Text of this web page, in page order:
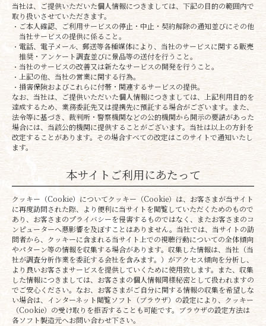
当社は、ご提供いただいた個人情報につきましては、下記の目的の範囲内で
取り扱いさせていただきます。
ご本人確認、ご利用サービスの停止・中止・契約解除の通知並びにその他
当社サービスの提供に係ること。
電話、電子メール、郵送等各種媒体により、当社のサービスに関する販売
推奨・アンケート調査並びに景品等の送付を行うこと。
当社のサービスの改善又は新たなサービスの開発を行うこと。
上記の他、当社の営業に関する行為。
損害保険およびこれらに付帯・関連するサービスの提供。
なお、当社は、ご提供いただいた個人情報につきましては、上記利用目的を
達成するため、業務委託先又は提携先に預託する場合がございます。また、
法令等に基づき、裁判所・警察機関などの公的機関から開示の要請があった
場合には、当該公的機関に提供することがございます。当社は以上の方針を
改定することがあります。その場合すべての改定はこのサイトで通知いたし
ます。
本サイトご利用にあたって
クッキー（Cookie）についてクッキー（Cookie）は、お客さまが当サイト
に再度訪問された際、より便利に当サイトを閲覧していただくためのもので
あり、お客さまのプライバシーを侵害するものではなく、またお客さまのコ
ンピューターへ悪影響を及ぼすことはありません。当社では、当サイトの訪
問者から、クッキーに含まれる当サイト上での視聴行動についての全体傾向
やパターン等の情報を収集する場合があります。収集した情報は、当社（当
社が調査分析作業を委託する会社を含みます。）がアクセス傾向を分析し、
より良いお客さまサービスを提供していくために使用致します。また、収集
した情報につきましては、お客さまの個人情報同様秘密として扱われますの
でご安心ください。なお、お客さまがご自分に関する情報の収集を希望しな
い場合は、インターネット閲覧ソフト（ブラウザ）の設定により、クッキー
（Cookie）の受け取りを拒否することも可能です。ブラウザの設定方法は
各ソフト製造元へお問い合わせ下さい。